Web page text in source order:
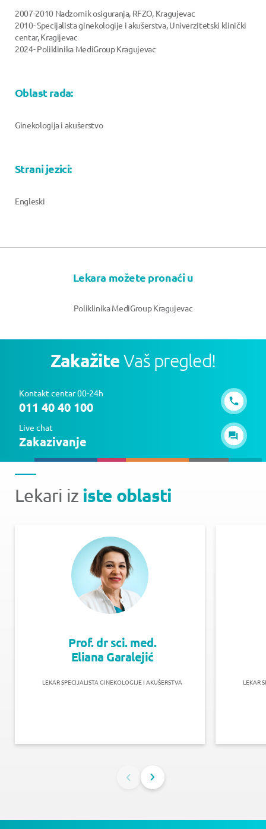
2007-2010 Nadzornik osiguranja, RFZO, Kragujevac
2010- Specijalista ginekologije i akušerstva, Univerzitetski klinički
centar, Kragijevac
2024- Poliklinika MediGroup Kragujevac
Oblast rada:
Ginekologija i akušerstvo
Strani jezici:
Engleski
Lekara možete pronaći u
Poliklinika MediGroup Kragujevac
ZakažiteVaš pregled!
Kontakt centar 00-24h
011 40 40 100
Live chat
Zakazivanje
Lekari iz iste oblasti
Prof. dr sci. med.
Eliana Garalejić
LEKAR SPECIJALISTA GINEKOLOGIJE I AKUŠERSTVA LEKAR